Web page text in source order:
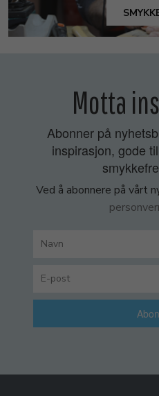
Motta
Abonner på
inspirasjon, gode
Ved å abonnere på vårt